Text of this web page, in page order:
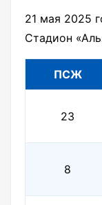
21 мая 2025
Стадион
ПСЖ
23
8